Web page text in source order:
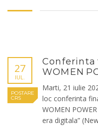
27
IUL.
POSTARE
CRS
Conferinta
WOMEN
Marti, 21 iulie
loc conferinta
WOMEN
era digitala”